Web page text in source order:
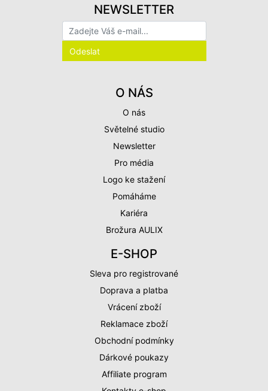
O NÁS
O nás
Světelné studio
Newsletter
Pro média
Logo ke stažení
Pomáháme
Kariéra
Brožura AULIX
E-SHOP
Sleva pro registrované
Doprava a platba
Vrácení zboží
Reklamace zboží
Obchodní podmínky
Dárkové poukazy
Affiliate program
NEWSLETTER